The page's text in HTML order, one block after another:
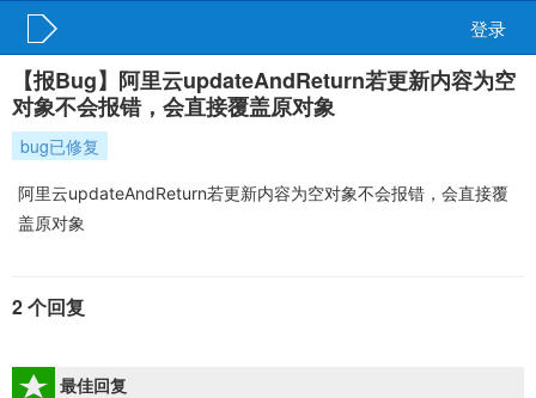
登录
【报Bug】阿里云updateAndReturn若更新内容为空
对象不会报错，会直接覆盖原对象
bug已修复
阿里云updateAndReturn若更新内容为空对象不会报错，会直接覆
盖原对象
2 个回复
最佳回复